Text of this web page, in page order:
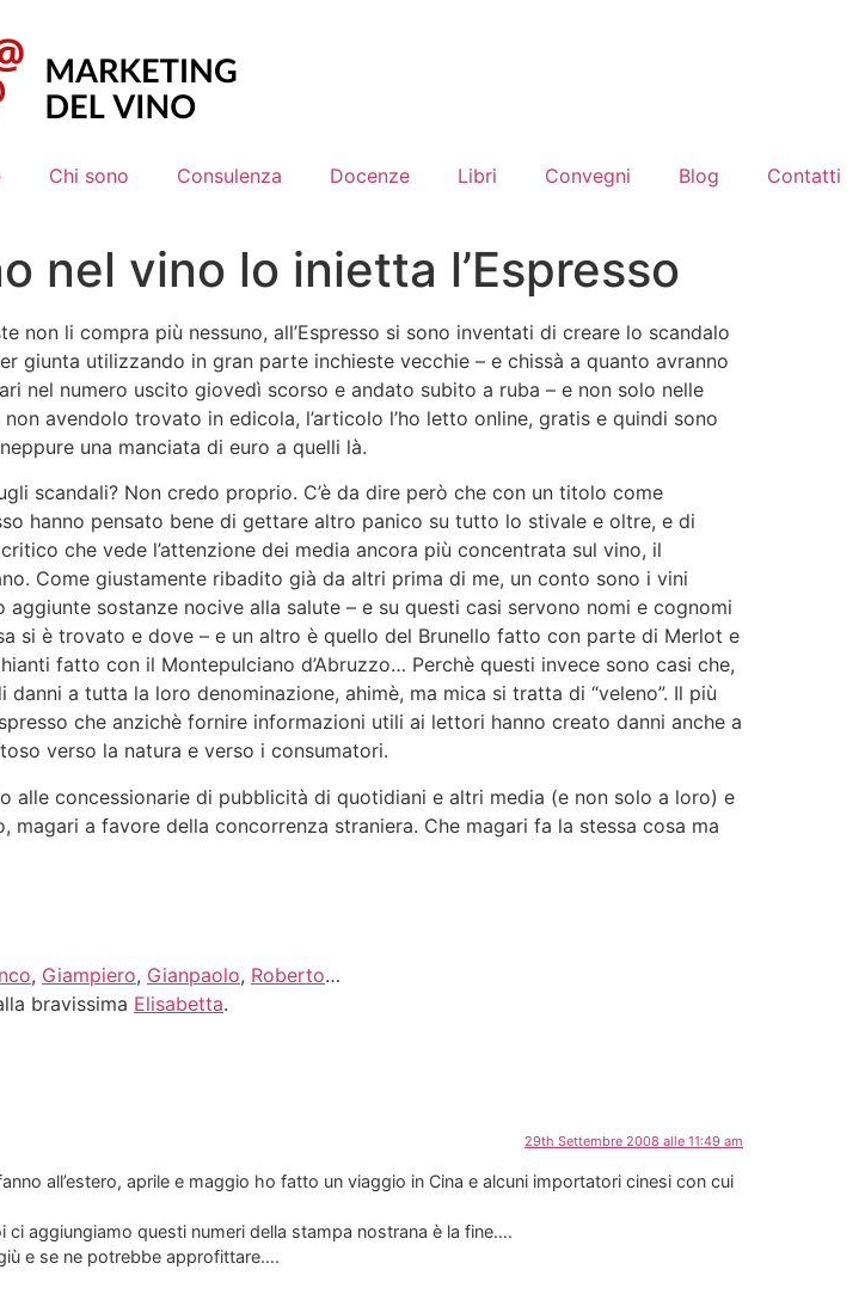
Chi sono Consulenza Docenze Libri Convegni Blog Contatti
nel vino lo inietta l’Espresso
non li compra più nessuno, all’Espresso si sono inventati di creare lo scandalo
giunta utilizzando in gran parte inchieste vecchie – e chissà a quanto avranno
nel numero uscito giovedì scorso e andato subito a ruba – e non solo nelle
avendolo trovato in edicola, l’articolo l’ho letto online, gratis e quindi sono
una manciata di euro a quelli là.
scandali? Non credo proprio. C’è da dire però che con un titolo come
hanno pensato bene di gettare altro panico su tutto lo stivale e oltre, e di
che vede l’attenzione dei media ancora più concentrata sul vino, il
Come giustamente ribadito già da altri prima di me, un conto sono i vini
sostanze nocive alla salute – e su questi casi servono nomi e cognomi
si è trovato e dove – e un altro è quello del Brunello fatto con parte di Merlot e
fatto con il Montepulciano d’Abruzzo… Perchè questi invece sono casi che,
a tutta la loro denominazione, ahimè, ma mica si tratta di “veleno”. Il più
che anzichè fornire informazioni utili ai lettori hanno creato danni anche a
verso la natura e verso i consumatori.
concessionarie di pubblicità di quotidiani e altri media (e non solo a loro) e
a favore della concorrenza straniera. Che magari fa la stessa cosa ma
, Giampiero, Gianpaolo, Roberto…
bravissima Elisabetta.
29th Settembre 2008 alle 11:49 am
all’estero, aprile e maggio ho fatto un viaggio in Cina e alcuni importatori cinesi con cui
aggiungiamo questi numeri della stampa nostrana è la fine….
e se ne potrebbe approfittare….